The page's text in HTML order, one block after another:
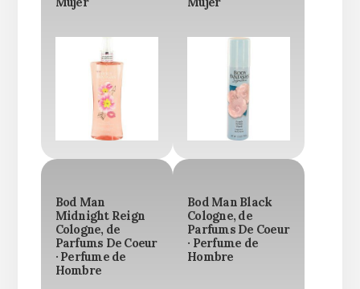
Bod Man
Midnight Reign
Cologne, de
Parfums De Coeur
· Perfume de
Hombre
Bod Man Black
Cologne, de
Parfums De Coeur
· Perfume de
Hombre